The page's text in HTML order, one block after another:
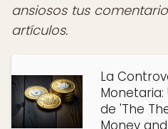
ansiosos tus
artículos.
La
Monetaria:
de 'The
Money